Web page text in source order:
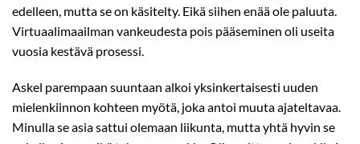
edelleen, mutta se on käsitelty. Eikä siihen enää ole paluuta.
Virtuaalimaailman vankeudesta pois pääseminen oli useita
vuosia kestävä prosessi.
Askel parempaan suuntaan alkoi yksinkertaisesti uuden
mielenkiinnon kohteen myötä, joka antoi muuta ajateltavaa.
Minulla se asia sattui olemaan liikunta, mutta yhtä hyvin se